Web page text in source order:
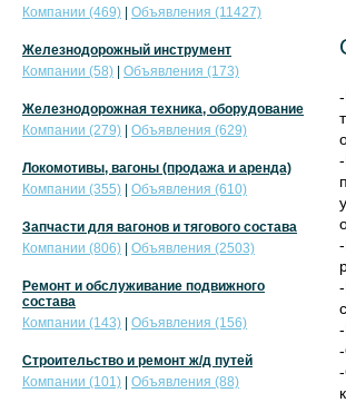
Компании (469)
Объявления (11427)
Железнодорожный инструмент
Компании (58)
Объявления (173)
Железнодорожная техника, оборудование
Компании (279)
Объявления (629)
Локомотивы, вагоны (продажа и аренда)
Компании (355)
Объявления (610)
Запчасти для вагонов и тягового состава
Компании (806)
Объявления (2503)
Ремонт и обслуживание подвижного
состава
Компании (143)
Объявления (156)
Строительство и ремонт ж/д путей
Компании (101)
Объявления (88)